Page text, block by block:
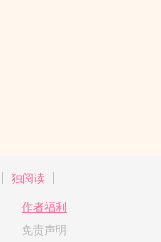
独阅读
作者福利
免责声明